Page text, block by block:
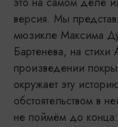
версия. Мы
мюзикле Максима
Бартенева, на
произведении
окружает эту
обстоятельством в
не поймём до